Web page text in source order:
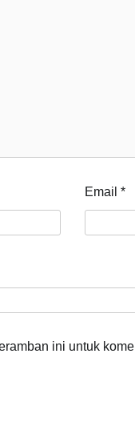
Email*
ini untuk